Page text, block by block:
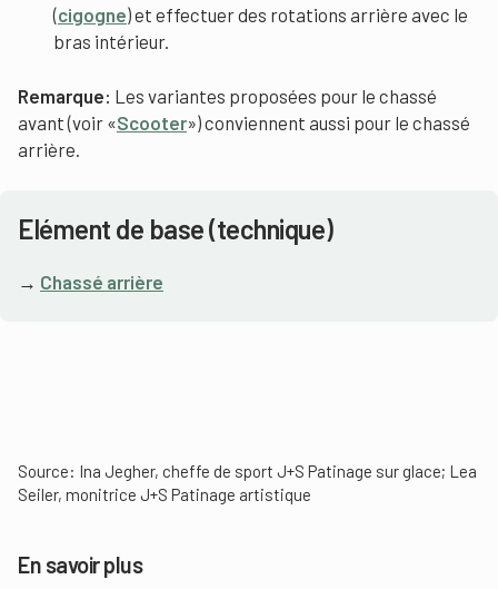
(cigogne) et effectuer des rotations arrière avec le
bras intérieur.
Remarque: Les variantes proposées pour le chassé
avant (voir «Scooter») conviennent aussi pour le chassé
arrière.
Elément de base (technique)
→ Chassé arrière
Source: Ina Jegher, cheffe de sport J+S Patinage sur glace; Lea
Seiler, monitrice J+S Patinage artistique
En savoir plus